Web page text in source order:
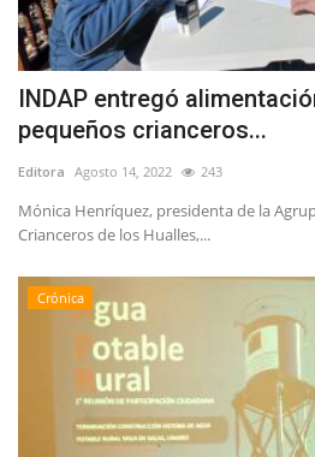
Deporte
Política
Espectáculos
INDAP entregó
pequeños crianceros...
Editora Agosto 14, 2022 243
Mónica Henríquez, presidenta de la
Crianceros de los Hualles,...
Crónica